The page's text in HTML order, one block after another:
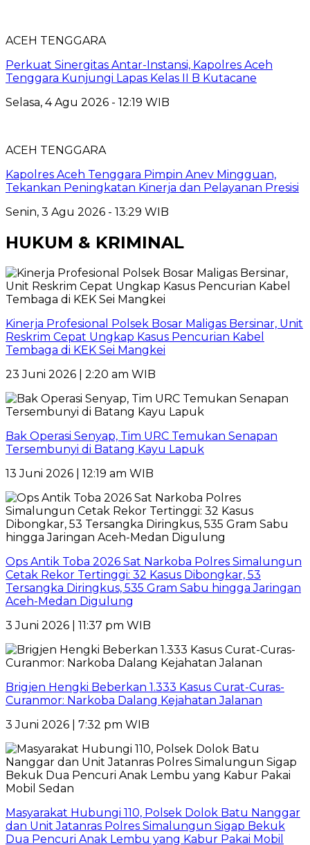
ACEH TENGGARA
Perkuat Sinergitas Antar-Instansi, Kapolres Aceh
Tenggara Kunjungi Lapas Kelas II B Kutacane
Selasa, 4 Agu 2026 - 12:19 WIB
ACEH TENGGARA
Kapolres Aceh Tenggara Pimpin Anev Mingguan,
Tekankan Peningkatan Kinerja dan Pelayanan Presisi
Senin, 3 Agu 2026 - 13:29 WIB
HUKUM & KRIMINAL
Kinerja Profesional Polsek Bosar Maligas Bersinar, Unit
Reskrim Cepat Ungkap Kasus Pencurian Kabel
Tembaga di KEK Sei Mangkei
23 Juni 2026 | 2:20 am WIB
Bak Operasi Senyap, Tim URC Temukan Senapan
Tersembunyi di Batang Kayu Lapuk
13 Juni 2026 | 12:19 am WIB
Ops Antik Toba 2026 Sat Narkoba Polres Simalungun
Cetak Rekor Tertinggi: 32 Kasus Dibongkar, 53
Tersangka Diringkus, 535 Gram Sabu hingga Jaringan
Aceh-Medan Digulung
3 Juni 2026 | 11:37 pm WIB
Brigjen Hengki Beberkan 1.333 Kasus Curat-Curas-
Curanmor: Narkoba Dalang Kejahatan Jalanan
3 Juni 2026 | 7:32 pm WIB
Masyarakat Hubungi 110, Polsek Dolok Batu Nanggar
dan Unit Jatanras Polres Simalungun Sigap Bekuk
Dua Pencuri Anak Lembu yang Kabur Pakai Mobil